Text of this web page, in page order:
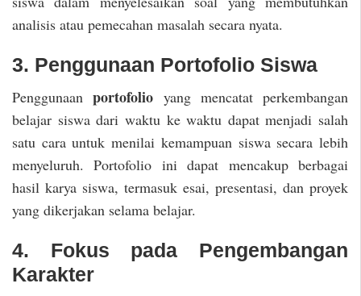
analisis atau pemecahan masalah secara nyata.
3. Penggunaan Portofolio Siswa
Penggunaanportofolio yang mencatat perkembangan
belajar siswa dari waktu ke waktu dapat menjadi salah
satu cara untuk menilai kemampuan siswa secara lebih
menyeluruh. Portofolio ini dapat mencakup berbagai
hasil karya siswa, termasuk esai, presentasi, dan proyek
yang dikerjakan selama belajar.
4. Fokus pada Pengembangan
Karakter